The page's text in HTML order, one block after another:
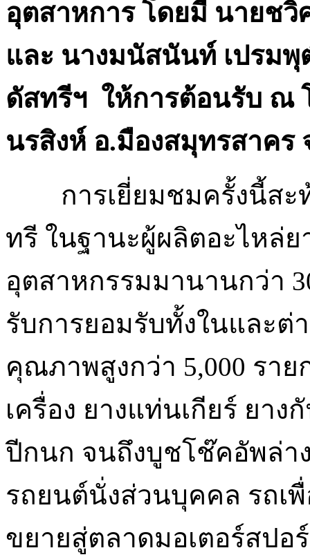
อุตสาหการ โดยมี นายชวิ
และ นางมนัสนันท์ เปรม
ดัสทรีฯ ให้การต้อนรับ ณ
นรสิงห์ อ.มืองสมุทรสาคร
การเยี่ยมชมครั้งนี้ส
ทรี ในฐานะผู้ผลิตอะไหล่
อุตสาหกรรมมานานกว่า
รับการยอมรับทั้งในและ
คุณภาพสูงกว่า 5,000 รา
เครื่อง ยางแท่นเกียร์ ยา
ปีกนก จนถึงบูชโช๊คอัพล่า
รถยนต์นั่งส่วนบุคคล รถเ
ขยายสู่ตลาดมอเตอร์สป